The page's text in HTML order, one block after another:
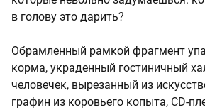
в голову это дарить?
Обрамленный рамкой фрагмент
корма, украденный гостиничный
человечек, вырезанный из
графин из коровьего копыта, CD-